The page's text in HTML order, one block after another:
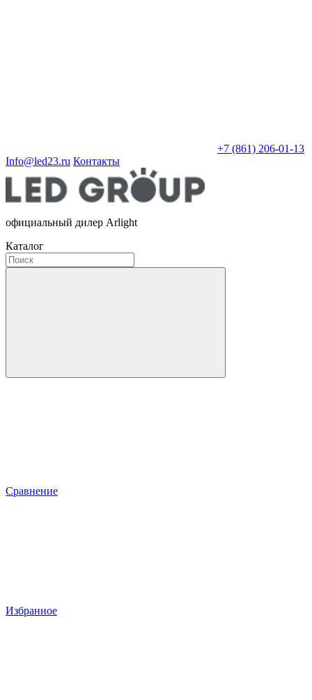
+7 (861) 206-01-13
Info@led23.ru Контакты
официальный дилер Arlight
Каталог
Сравнение
Избранное